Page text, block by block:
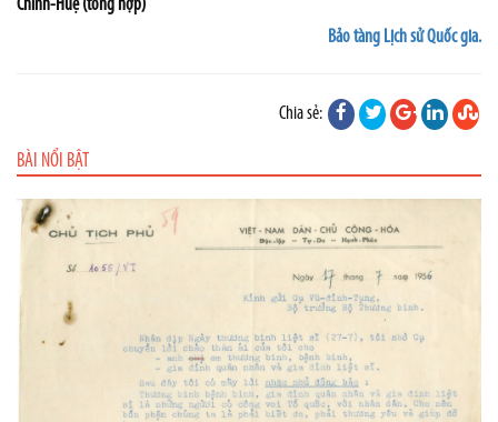
Chính-Huệ (tổng hợp)
Bảo tàng Lịch sử Quốc gia.
Chia sẻ:
BÀI NỔI BẬT